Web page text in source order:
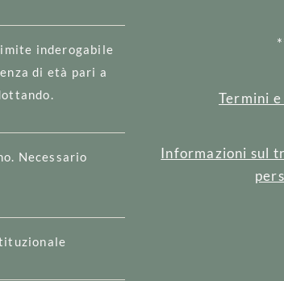
inderogabile
di età pari a
Necessario
Termini
Informazioni sul